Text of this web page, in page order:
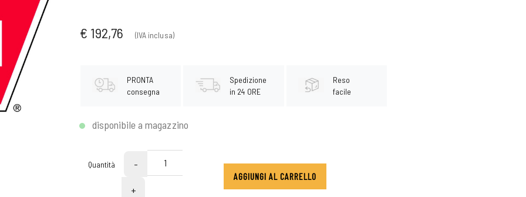
€ 192,76 (IVA inclusa)
PRONTA
consegna
Spedizione
in 24 ORE
Reso
facile
disponibile a magazzino
Quantità
-
+
AGGIUNGI AL CARRELLO